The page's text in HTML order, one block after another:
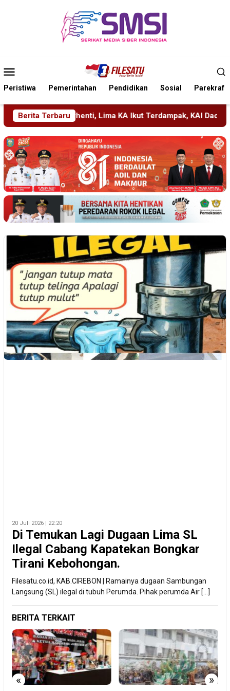
Mobile
Peristiwa Pemerintahan Pendidikan Sosial Parekraf
Berita Terbaru
Ikut Terdampak, KAI Daop 7 Gerak Cepat Pulihkan Layanan
20 Juli 2026 | 22:20
Di Temukan Lagi Dugaan Lima SL
Ilegal Cabang Kapatekan Bongkar
Tirani Kebohongan.
Filesatu.co.id, KAB.CIREBON | Ramainya dugaan Sambungan
Langsung (SL) ilegal di tubuh Perumda. Pihak perumda Air […]
BERITA TERKAIT
« »